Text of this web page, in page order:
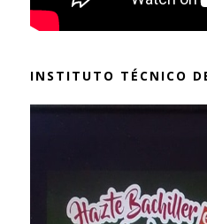
INSTITUTO TÉCNICO